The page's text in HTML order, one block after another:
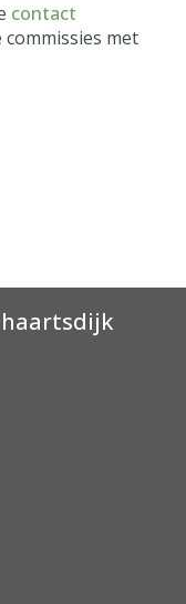
contact
met